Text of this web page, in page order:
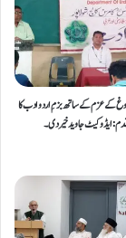
کے عزم کے ساتھ بزمِ اردو ادب کا
: ایڈوکیٹ جاوید خیردی۔